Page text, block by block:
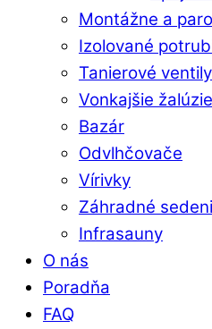
Montážne a
Izolované
Tanierové ventily
Vonkajšie žalúzie
Bazár
Odvlhčovače
Vírivky
Záhradné
Infrasauny
O nás
Poradňa
FAQ